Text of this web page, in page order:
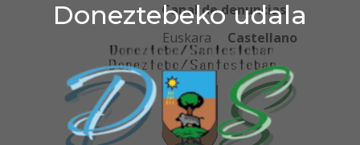
Doneztebeko udala
Ir al contenido
Doneztebeko udala
Canal de denuncias
Euskara
Castellano